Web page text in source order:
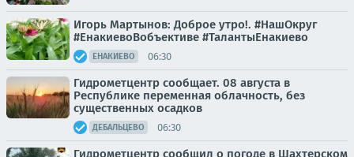
Игорь Мартынов: Доброе утро!. #НашОкруг
#ЕнакиевоВобъективе #ТалантыЕнакиево
ЕНАКИЕВО 06:30
Гидрометцентр сообщает. 08 августа в
Республике переменная облачность, без
существенных осадков
ДЕБАЛЬЦЕВО 06:30
Гидрометцентр сообщил о погоде в Шахтерском